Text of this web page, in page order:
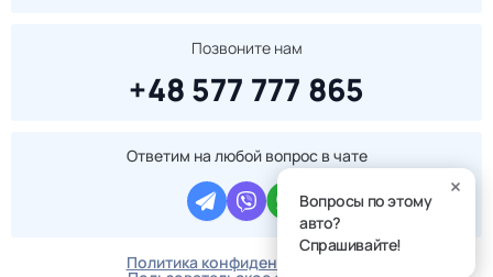
Позвоните нам
+48 577 777 865
Ответим на любой вопрос в чате
Политика конфиденциальности
Вопросы по этому
авто?
Спрашивайте!